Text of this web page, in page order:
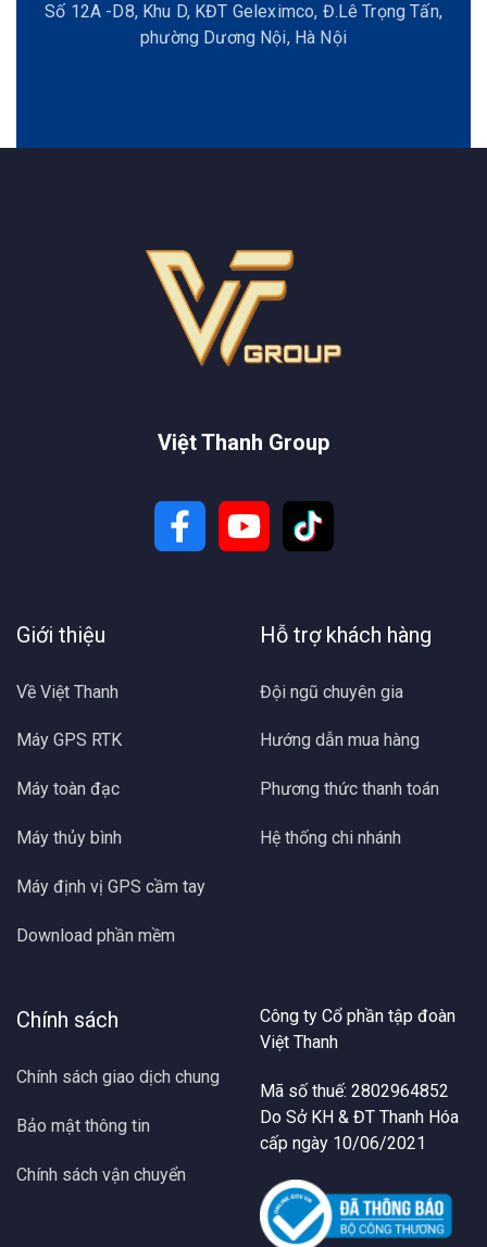
Số 12A -D8, Khu D, KĐT Geleximco, Đ.Lê Trọng Tấn,
phường Dương Nội, Hà Nội
Việt Thanh Group
Giới thiệu
Về Việt Thanh
Máy GPS RTK
Máy toàn đạc
Máy thủy bình
Máy định vị GPS cầm tay
Download phần mềm
Hỗ trợ khách hàng
Đội ngũ chuyên gia
Hướng dẫn mua hàng
Phương thức thanh toán
Hệ thống chi nhánh
Chính sách
Chính sách giao dịch chung
Bảo mật thông tin
Chính sách vận chuyển
Công ty Cổ phần tập đoàn
Việt Thanh
Mã số thuế: 2802964852
Do Sở KH & ĐT Thanh Hóa
cấp ngày 10/06/2021